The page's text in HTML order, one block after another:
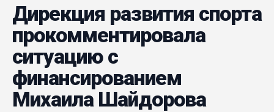
Дирекция развития спорта
прокомментировала
ситуацию с
финансированием
Михаила Шайдорова